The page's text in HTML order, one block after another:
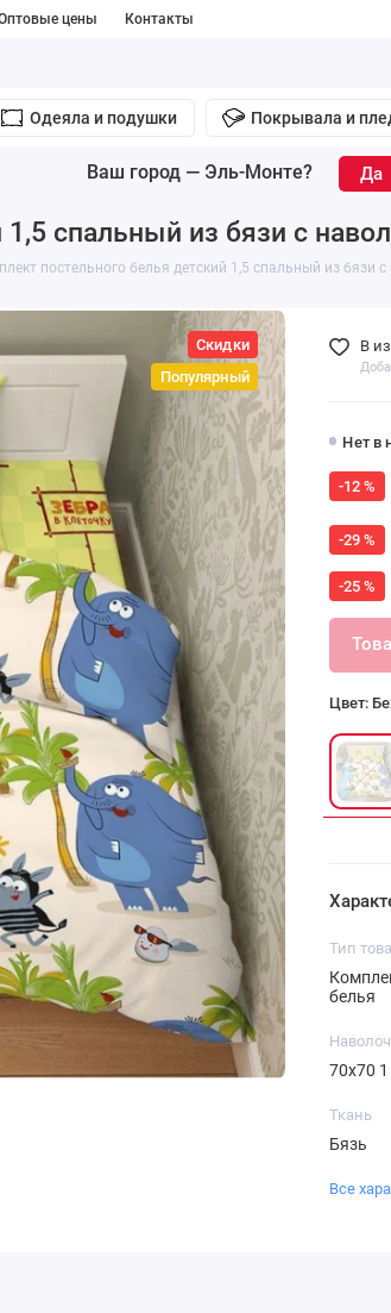
цены Контакты
Одеяла и подушки Покрывала и
Ваш город — Эль-Монте?
1,5 спальный из бязи с
постельного белья детский 1,5 спальный из бязи
Скидки
Популярный
Нет в
-12 %
-29 %
-25 %
Цвет:
В
Тип
белья
70х70
Ткань
Бязь
Все